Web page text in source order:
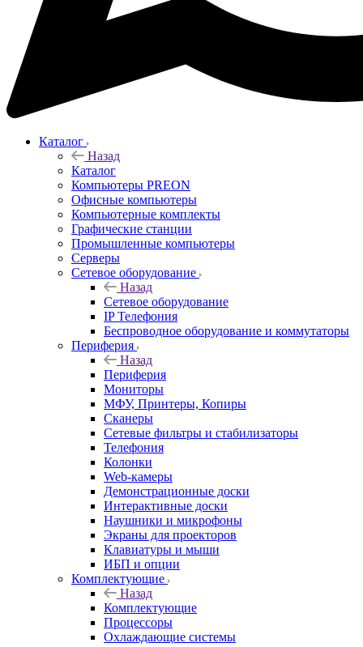
Каталог
Назад
Каталог
Компьютеры PREON
Офисные компьютеры
Компьютерные комплекты
Графические станции
Промышленные компьютеры
Серверы
Сетевое оборудование
Назад
Сетевое оборудование
IP Телефония
Беспроводное оборудование и коммутаторы
Периферия
Назад
Периферия
Мониторы
МФУ, Принтеры, Копиры
Сканеры
Сетевые фильтры и стабилизаторы
Телефония
Колонки
Web-камеры
Демонстрационные доски
Интерактивные доски
Наушники и микрофоны
Экраны для проекторов
Клавиатуры и мыши
ИБП и опции
Комплектующие
Назад
Комплектующие
Процессоры
Охлаждающие системы